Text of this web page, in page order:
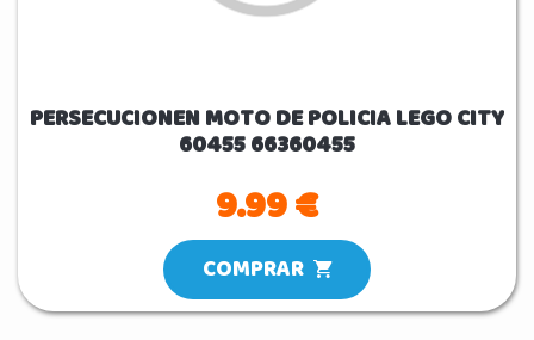
PERSECUCIONEN MOTO DE POLICIA LEGO CITY
60455 66360455
9.99 €
COMPRAR